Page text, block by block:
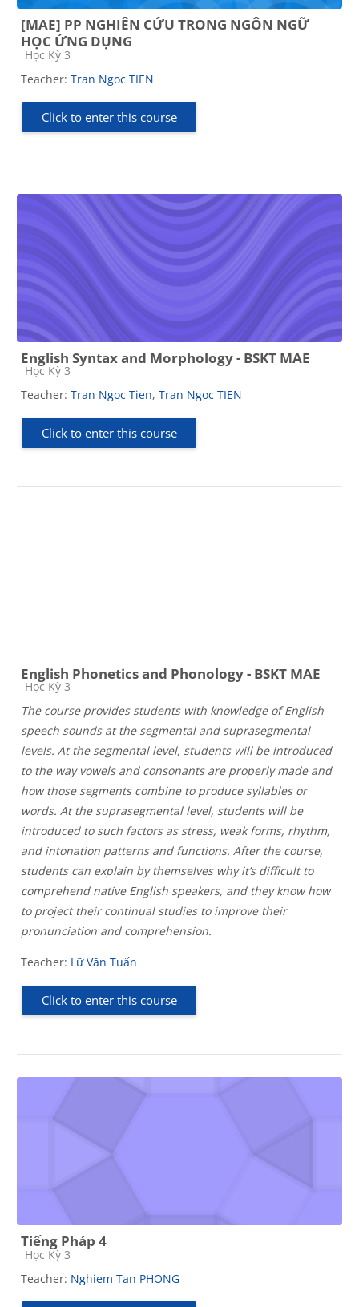
[MAE] PP NGHIÊN CỨU TRONG NGÔN NGỮ
HỌC ỨNG DỤNG
Course category
Học Kỳ 3
Teacher: Tran Ngoc TIEN
Click to enter this course
English Syntax and Morphology - BSKT MAE
Course category
Học Kỳ 3
Teacher: Tran Ngoc Tien, Tran Ngoc TIEN
Click to enter this course
English Phonetics and Phonology - BSKT MAE
Course category
Học Kỳ 3
The course provides students with knowledge of English
speech sounds at the segmental and suprasegmental
levels. At the segmental level, students will be introduced
to the way vowels and consonants are properly made and
how those segments combine to produce syllables or
words. At the suprasegmental level, students will be
introduced to such factors as stress, weak forms, rhythm,
and intonation patterns and functions. After the course,
students can explain by themselves why it’s difficult to
comprehend native English speakers, and they know how
to project their continual studies to improve their
pronunciation and comprehension.
Teacher: Lữ Văn Tuấn
Click to enter this course
Tiếng Pháp 4
Course category
Học Kỳ 3
Teacher: Nghiem Tan PHONG